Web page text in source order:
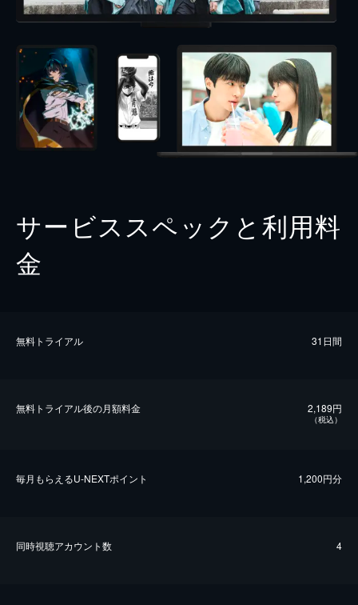
サービススペックと利用料
金
無料トライアル 31日間
無料トライアル後の⽉額料金 2,189円
（税込）
毎⽉もらえるU-NEXTポイント 1,200円分
同時視聴アカウント数 4